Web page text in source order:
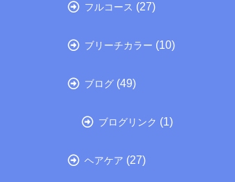
フルコース (27)
ブリーチカラー (10)
ブログ (49)
ブログリンク (1)
ヘアケア (27)